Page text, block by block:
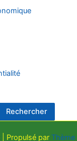
Rechercher
Propulsé par Thème